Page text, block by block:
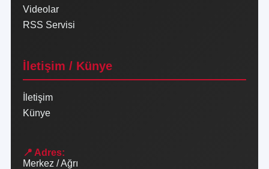
Videolar
RSS Servisi
İletişim / Künye
İletişim
Künye
📍 Adres:
Merkez / Ağrı